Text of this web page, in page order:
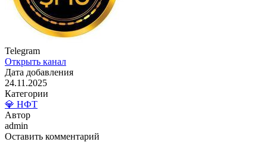
Telegram
Открыть канал
Дата добавления
24.11.2025
Категории
💎 НФТ
Автор
admin
Оставить комментарий